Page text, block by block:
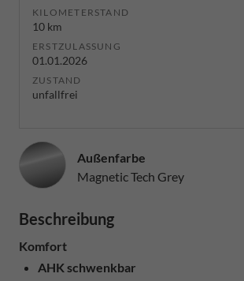
KILOMETERSTAND
10 km
ERSTZULASSUNG
01.01.2026
ZUSTAND
unfallfrei
Außenfarbe
Magnetic Tech Grey
Beschreibung
Komfort
AHK schwenkbar